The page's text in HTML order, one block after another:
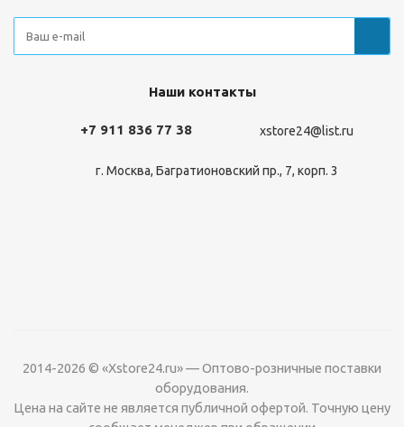
Наши контакты
+7 911 836 77 38 xstore24@list.ru
г. Москва, Багратионовский пр., 7, корп. 3
2014-2026 © «Xstore24.ru» — Оптово-розничные поставки
оборудования.
Цена на сайте не является публичной офертой. Точную цену